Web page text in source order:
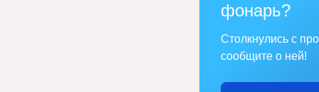
фонарь?
Столкнулись с
сообщите о ней!